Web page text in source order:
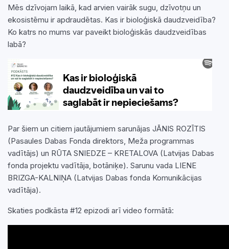
Mēs dzīvojam laikā, kad arvien vairāk sugu, dzīvotņu un
ekosistēmu ir apdraudētas. Kas ir bioloģiskā daudzveidība?
Ko katrs no mums var paveikt bioloģiskās daudzveidības
labā?
Par šiem un citiem jautājumiem sarunājas JĀNIS ROZĪTIS
(Pasaules Dabas Fonda direktors, Meža programmas
vadītājs) un RŪTA SNIEDZE – KRETALOVA (Latvijas Dabas
fonda projektu vadītāja, botāniķe). Sarunu vada LIENE
BRIZGA-KALNIŅA (Latvijas Dabas fonda Komunikācijas
vadītāja).
Skaties podkāsta #12 epizodi arī video formātā: